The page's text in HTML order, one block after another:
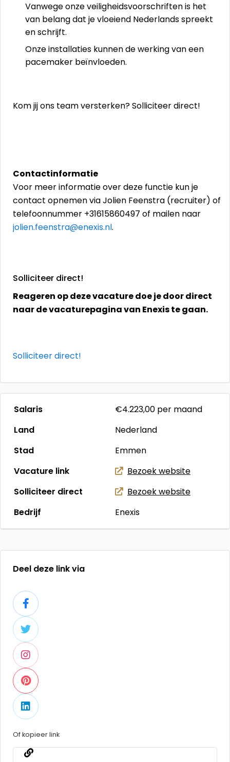
Vanwege onze veiligheidsvoorschriften is het
van belang dat je vloeiend Nederlands spreekt
en schrijft.
Onze installaties kunnen de werking van een
pacemaker beïnvloeden.
Kom jij ons team versterken? Solliciteer direct!
Contactinformatie
Voor meer informatie over deze functie kun je
contact opnemen via Jolien Feenstra (recruiter) of
telefoonnummer +31615860497 of mailen naar
jolien.feenstra@enexis.nl.
Solliciteer direct!
Reageren op deze vacature doe je door direct
naar de vacaturepagina van Enexis te gaan.
Solliciteer direct!
Salaris €4.223,00 per maand
Land
Nederland
Stad
Emmen
Vacature link
Bezoek website
Solliciteer direct
Bezoek website
Bedrijf
Enexis
Deel deze link via
Of kopieer link